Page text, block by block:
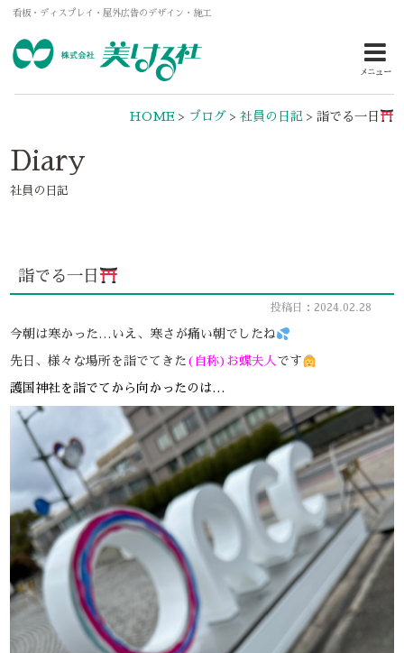
看板・ディスプレイ・屋外広告のデザイン・施工
メニュー
HOME> ブログ> 社員の日記 > 詣でる一日
Diary
社員の日記
詣でる一日
投稿日：2024.02.28
今朝は寒かった…いえ、寒さが痛い朝でしたね
先日、様々な場所を詣でてきた (自称)お蝶夫人 です
護国神社を詣でてから向かったのは…